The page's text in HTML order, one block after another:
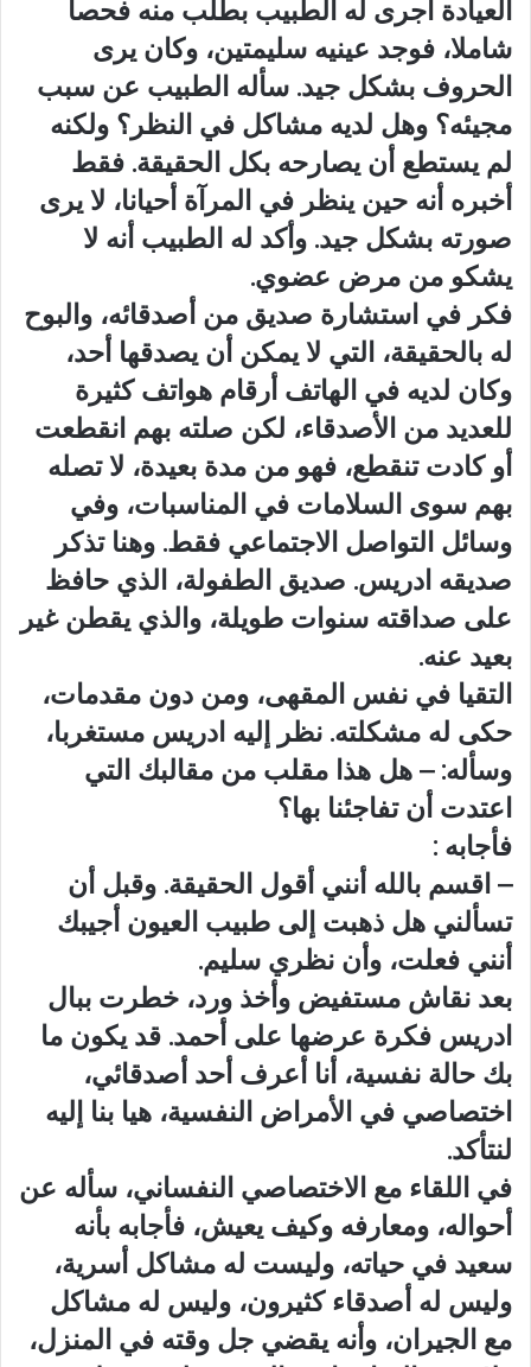
العيادة أجرى له الطبيب بطلب منه فحصا
شاملا، فوجد عينيه سليمتين، وكان يرى
الحروف بشكل جيد. سأله الطبيب عن سبب
مجيئه؟ وهل لديه مشاكل في النظر؟ ولكنه
لم يستطع أن يصارحه بكل الحقيقة. فقط
أخبره أنه حين ينظر في المرآة أحيانا، لا يرى
صورته بشكل جيد. وأكد له الطبيب أنه لا
يشكو من مرض عضوي.
فكر في استشارة صديق من أصدقائه، والبوح
له بالحقيقة، التي لا يمكن أن يصدقها أحد،
وكان لديه في الهاتف أرقام هواتف كثيرة
للعديد من الأصدقاء، لكن صلته بهم انقطعت
أو كادت تنقطع، فهو من مدة بعيدة، لا تصله
بهم سوى السلامات في المناسبات، وفي
وسائل التواصل الاجتماعي فقط. وهنا تذكر
صديقه ادريس. صديق الطفولة، الذي حافظ
على صداقته سنوات طويلة، والذي يقطن غير
بعيد عنه.
التقيا في نفس المقهى، ومن دون مقدمات،
حكى له مشكلته. نظر إليه ادريس مستغربا،
وسأله: – هل هذا مقلب من مقالبك التي
اعتدت أن تفاجئنا بها؟
فأجابه :
– اقسم بالله أنني أقول الحقيقة. وقبل أن
تسألني هل ذهبت إلى طبيب العيون أجيبك
أنني فعلت، وأن نظري سليم.
بعد نقاش مستفيض وأخذ ورد، خطرت ببال
ادريس فكرة عرضها على أحمد. قد يكون ما
بك حالة نفسية، أنا أعرف أحد أصدقائي،
اختصاصي في الأمراض النفسية، هيا بنا إليه
لنتأكد.
في اللقاء مع الاختصاصي النفساني، سأله عن
أحواله، ومعارفه وكيف يعيش، فأجابه بأنه
سعيد في حياته، وليست له مشاكل أسرية،
وليس له أصدقاء كثيرون، وليس له مشاكل
مع الجيران، وأنه يقضي جل وقته في المنزل،